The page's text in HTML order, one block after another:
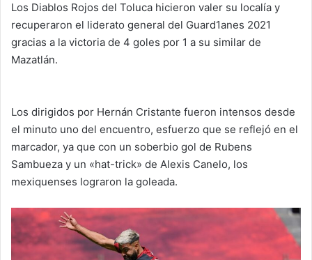
Los Diablos Rojos del Toluca hicieron valer su localía y
recuperaron el liderato general del Guard1anes 2021
gracias a la victoria de 4 goles por 1 a su similar de
Mazatlán.
Los dirigidos por Hernán Cristante fueron intensos desde
el minuto uno del encuentro, esfuerzo que se reflejó en el
marcador, ya que con un soberbio gol de Rubens
Sambueza y un «hat-trick» de Alexis Canelo, los
mexiquenses lograron la goleada.